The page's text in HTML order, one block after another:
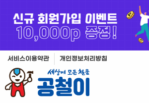
서비스이용약관 개인정보처리방침